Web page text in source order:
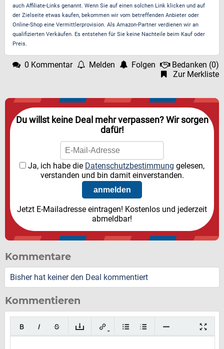
auch Affiliate-Links genannt. Wenn Sie auf einen solchen Link klicken und auf
der Zielseite etwas kaufen, bekommen wir vom betreffenden Anbieter oder
Online-Shop eine Vermittlerprovision. Als Amazon-Partner verdienen wir an
qualifizierten Verkäufen. Es entstehen für Sie keine Nachteile beim Kauf oder
Preis.
0 Kommentar Melden Folgen Bedanken (0)
Zur Merkliste
Du willst keine Deal mehr verpassen? Wir sorgen
dafür!
Ja, ich habe die Datenschutzbestimmung gelesen,
verstanden und bin damit einverstanden.
Jetzt E-Mailadresse eintragen! Kostenlos und jederzeit
abmeldbar!
Kommentare
Bisher hat keiner den Deal kommentiert
Kommentieren